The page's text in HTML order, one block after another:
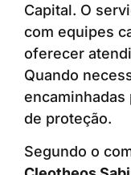
Capital. O
com equipes
oferecer
Quando
de proteção.
Segundo o